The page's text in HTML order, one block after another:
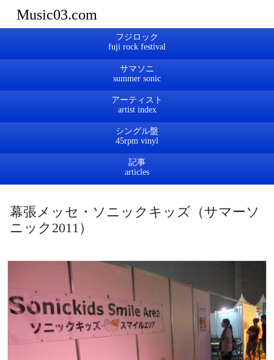
Music03.com
フジロック
サマソニ
アーティスト
シングル盤
記事
幕張メッセ・ソニックキッズ（サマーソ
ニック2011）